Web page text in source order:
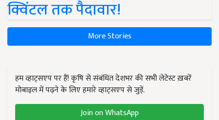
क्विंटल तक पैदावार!
More Stories
हम व्हाट्सएप पर हैं! कृषि से संबंधित देशभर की सभी लेटेस्ट ख़बरें
मोबाइल में पढ़ने के लिए हमारे व्हाट्सएप से जुड़ें.
Join on WhatsApp